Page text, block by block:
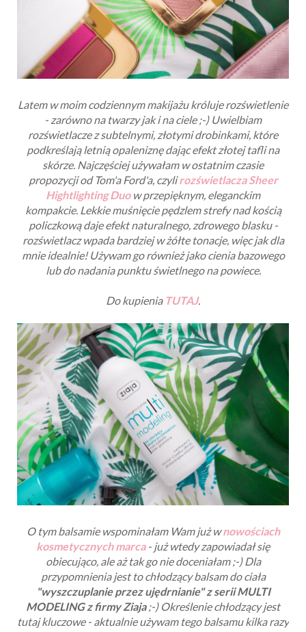
Latem w moim codziennym makijażu króluje rozświetlenie
- zarówno na twarzy jak i na ciele ;-) Uwielbiam
rozświetlacze z subtelnymi, złotymi drobinkami, które
podkreślają letnią opaleniznę dając efekt złotej tafli na
skórze. Najczęściej używałam w ostatnim czasie
propozycji od Tom'a Ford'a, czylirozświetlacza Sheer
Hightlighting Duow przepięknym, eleganckim
kompakcie. Lekkie muśnięcie pędzlem strefy nad kością
policzkową daje efektnaturalnego, zdrowego blasku -
rozświetlacz wpada bardziej w żółte tonacje, więc jak dla
mnie idealnie! Używam go również jako cienia bazowego
lub do nadania punktu świetlnego na powiece.
Do kupienia TUTAJ.
O tym balsamie wspominałam Wam już wnowościach
kosmetycznych marca - już wtedy zapowiadał się
obiecująco, ale aż tak go nie doceniałam ;-) Dla
przypomnienia jest to chłodzący balsam do ciała
"wyszczuplanie przez ujędrnianie" z serii MULTI
MODELING z firmy Ziaja ;-) Określenie chłodzący jest
tutaj kluczowe - aktualnie używam tego balsamu kilka razy